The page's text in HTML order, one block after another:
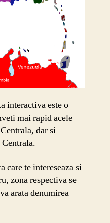
interactiva este o
mai rapid acele
dar si
care te intereseaza si
zona respectiva se
arata denumirea